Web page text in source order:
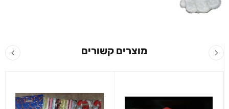
מוצרים קשורים